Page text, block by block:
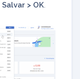
Salvar > OK.